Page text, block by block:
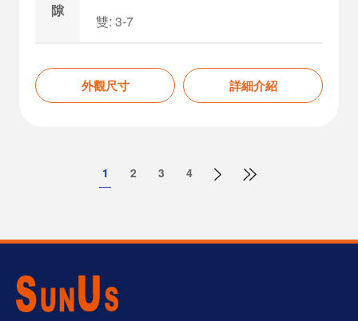
隙
雙: 3-7
外觀尺寸 詳細介紹
1 2 3 4